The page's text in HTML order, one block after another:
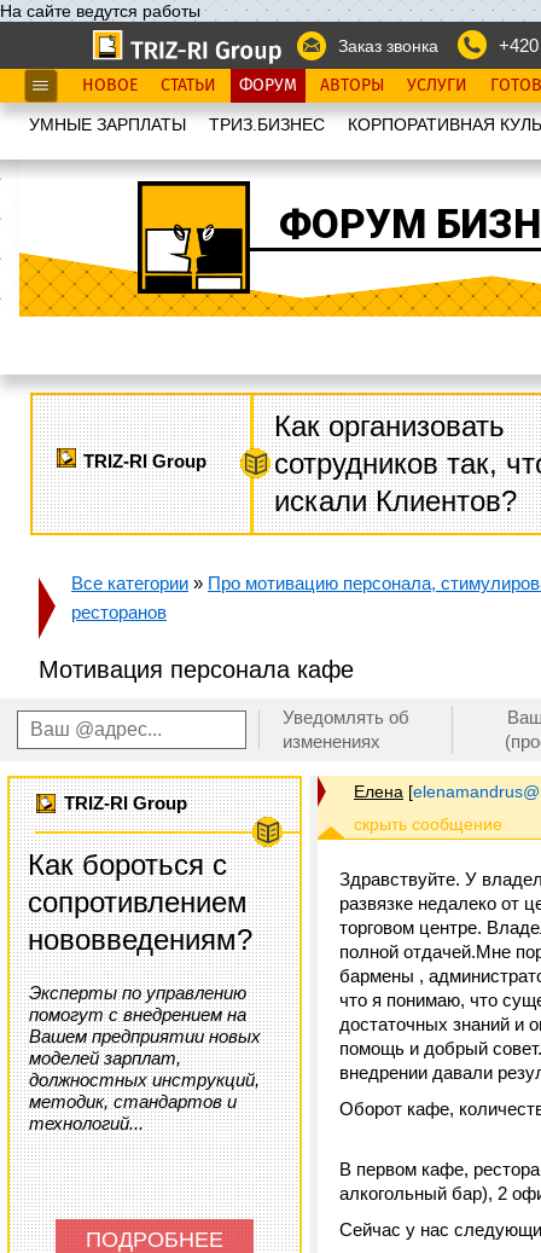
На сайте ведутся работы
Заказ звонка
НОВОЕ СТАТЬИ ФОРУМ АВТОРЫ УСЛУГИ
УМНЫЕ ЗАРПЛАТЫ ТРИЗ.БИЗНЕС КОРПОРАТИВНАЯ
ФОРУМ
TRIZ-RI Group
Как организовать
сотрудников так,
искали Клиентов?
Все категории » Про мотивацию персонала,
ресторанов
Мотивация персонала кафе
Уведомлять об
изменениях
TRIZ-RI Group
Как бороться с
сопротивлением
нововведениям?
Эксперты по управлению
помогут с внедрением на
Вашем предприятии новых
моделей зарплат,
должностных инструкций,
методик, стандартов и
технологий...
ПОДРОБНЕЕ
Елена [
Здравствуйте. У
развязке недалеко от
торговом центре.
полной отдачей.Мне
бармены ,
что я понимаю, что
достаточных знаний и
помощь и добрый
внедрении давали
Оборот кафе,
В первом кафе,
алкогольный бар), 2
Сейчас у нас